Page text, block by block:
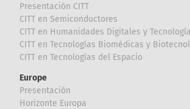
Presentación CITT
CITT en Semiconductores
CITT en Humanidades Digitales y
CITT en Tecnologías Biomédicas y
CITT en Tecnologías del Espacio
Europe
Presentación
Horizonte Europa